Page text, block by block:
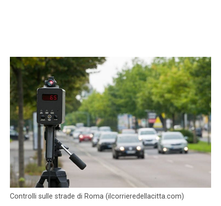
Controlli sulle strade di Roma (ilcorrieredellacitta.com)